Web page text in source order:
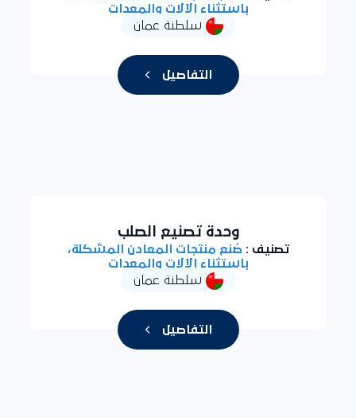
باستثناء الآلات والمعدات
سلطنة عمان
التفاصيل
وحدة تصنيع الصلب
تصنيف : صُنع منتجات المعادن المشكلة،
باستثناء الآلات والمعدات
سلطنة عمان
التفاصيل